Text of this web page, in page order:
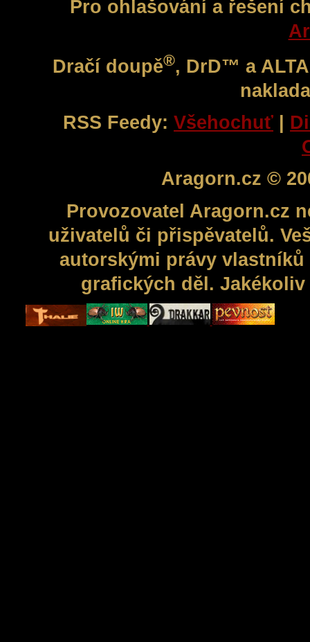
Pro ohlašování a řešení
Dračí doupě®, DrD™ a
RSS Feedy: Všehochuť |
Aragorn.cz ©
Provozovatel Aragorn.cz
uživatelů či přispěvatelů.
autorskými právy
grafických děl.